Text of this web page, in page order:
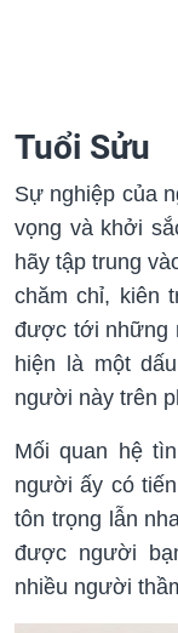
Tuổi Sửu
Sự nghiệp của
vọng và khởi
hãy tập trung
chăm chỉ, kiên
được tới những
hiện là một
người này trên
Mối quan hệ
người ấy có
tôn trọng lẫn
được người
nhiều người